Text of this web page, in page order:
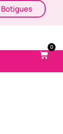
Botigues
0